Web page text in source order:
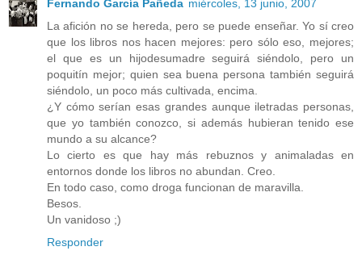
Fernando García Pañeda miércoles, 13 junio, 2007
La afición no se hereda, pero se puede enseñar. Yo sí creo
que los libros nos hacen mejores: pero sólo eso, mejores;
el que es un hijodesumadre seguirá siéndolo, pero un
poquitín mejor; quien sea buena persona también seguirá
siéndolo, un poco más cultivada, encima.
¿Y cómo serían esas grandes aunque iletradas personas,
que yo también conozco, si además hubieran tenido ese
mundo a su alcance?
Lo cierto es que hay más rebuznos y animaladas en
entornos donde los libros no abundan. Creo.
En todo caso, como droga funcionan de maravilla.
Besos.
Un vanidoso ;)
Responder